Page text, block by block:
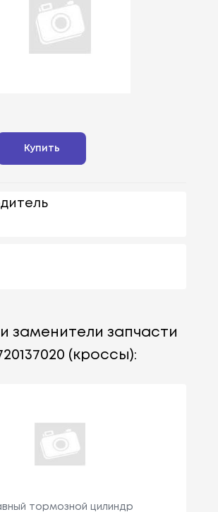
Купить
заменители запчасти
(кроссы):
тормозной цилиндр